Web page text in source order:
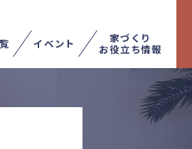
イベント
家づくり
お役立ち情報